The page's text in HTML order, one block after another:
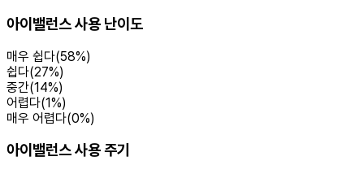
아이밸런스 사용 난이도
매우 쉽다(58%)
쉽다(27%)
중간(14%)
어렵다(1%)
매우 어렵다(0%)
아이밸런스 사용 주기